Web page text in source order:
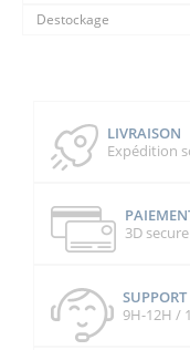
Destockage
LIVRAISON
Expédition
3D secure
SUPPORT
9H-12H /